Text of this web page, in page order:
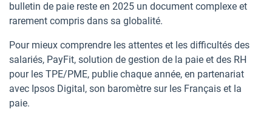
bulletin de paie reste en 2025 un document complexe et
rarement compris dans sa globalité.
Pour mieux comprendre les attentes et les difficultés des
salariés, PayFit, solution de gestion de la paie et des RH
pour les TPE/PME, publie chaque année, en partenariat
avec Ipsos Digital, son baromètre sur les Français et la
paie.